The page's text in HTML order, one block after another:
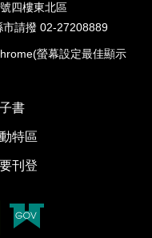
四樓東北區
市請撥 02-27208889
螢幕設定最佳顯示
書
特區
刊登